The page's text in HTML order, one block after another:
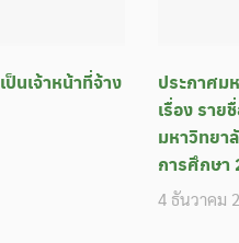
นเจ้าหน้าที่จ้าง
ประกาศม
เรื่อง ราย
มหาวิทยา
การศึกษา
4 ธันวาคม